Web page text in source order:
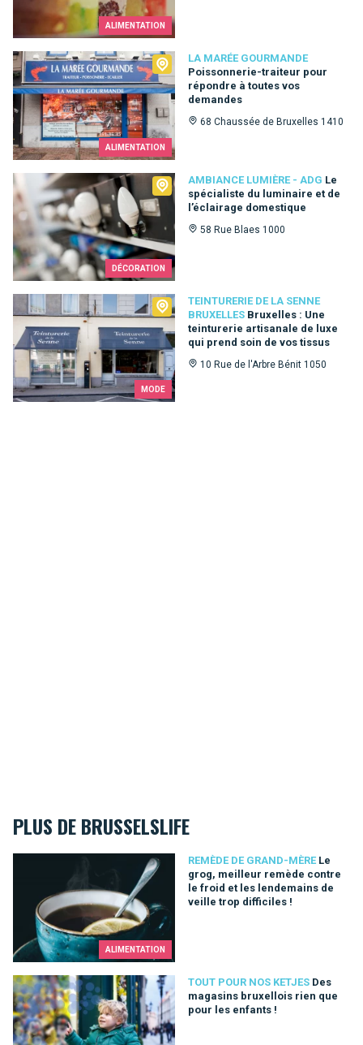
ALIMENTATION
ALIMENTATION
LA MARÉE GOURMANDE
Poissonnerie-traiteur pour
répondre à toutes vos
demandes
68 Chaussée de Bruxelles 1410
La Marée Gourmande
DÉCORATION
AMBIANCE LUMIÈRE - ADG Le
spécialiste du luminaire et de
l’éclairage domestique
58 Rue Blaes 1000
Ambiance Lumière - ADG
MODE
TEINTURERIE DE LA SENNE
BRUXELLES Bruxelles : Une
teinturerie artisanale de luxe
qui prend soin de vos tissus
10 Rue de l'Arbre Bénit 1050
Teinturerie de la Senne Bruxelles
PLUS DE BRUSSELSLIFE
ALIMENTATION
REMÈDE DE GRAND-MÈRE Le
grog, meilleur remède contre
le froid et les lendemains de
veille trop difficiles !
Le grog, meilleur remède contre le froid et les lendemains
TOUT POUR NOS KETJES Des
magasins bruxellois rien que
pour les enfants !
Des magasins bruxellois rien que pour les enfants !